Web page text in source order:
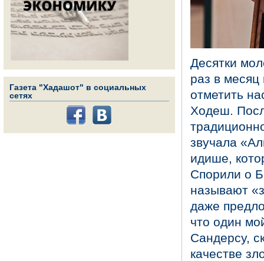
Газета "Хадашот" в социальных
сетях
Десятки
раз в
отметить
Ходеш.
звучала
идише,
Спорили о
называют
даже
что один
Сандерсу,
качестве